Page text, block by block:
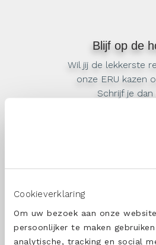
Cookieverklaring
Om uw bezoek aan onze
persoonlijker te maken
analytische, tracking en social
Blijf op de
Wil jij de lekkerste
onze ERU kazen
Schrijf je dan